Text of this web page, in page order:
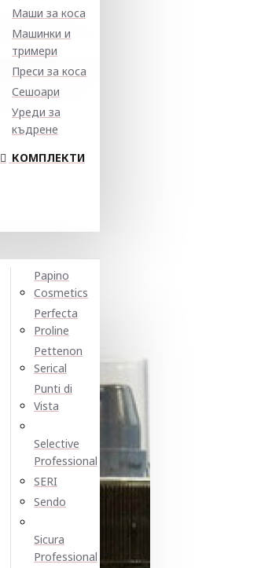
Маши за коса
Машинки и
тримери
Преси за коса
Сешоари
Уреди за
къдрене
КОМПЛЕКТИ
Papino
Cosmetics
Perfecta
Proline
Pettenon
Serical
Punti di
Vista
Selective
Professional
SERI
Sendo
Sicura
Professional